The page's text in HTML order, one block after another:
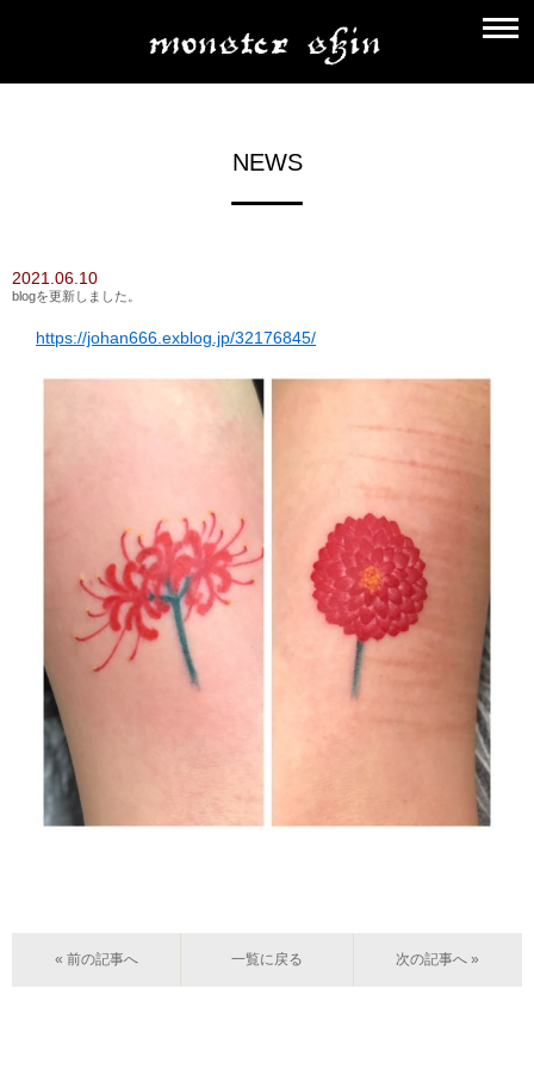
NEWS
2021.06.10
blogを更新しました。
https://johan666.exblog.jp/32176845/
« 前の記事へ 一覧に戻る 次の記事へ »